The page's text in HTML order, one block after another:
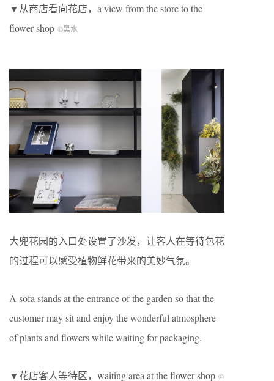
▼从商店看向花店，a view from the store to the
flower shop ©黑水
大兜花园的入口处设置了沙发，让客人在等待包花
的过程可以感受植物鲜花带来的美妙气氛。
A sofa stands at the entrance of the garden so that the
customer may sit and enjoy the wonderful atmosphere
of plants and flowers while waiting for packaging.
▼花店客人等待区，waiting area at the flower shop ©